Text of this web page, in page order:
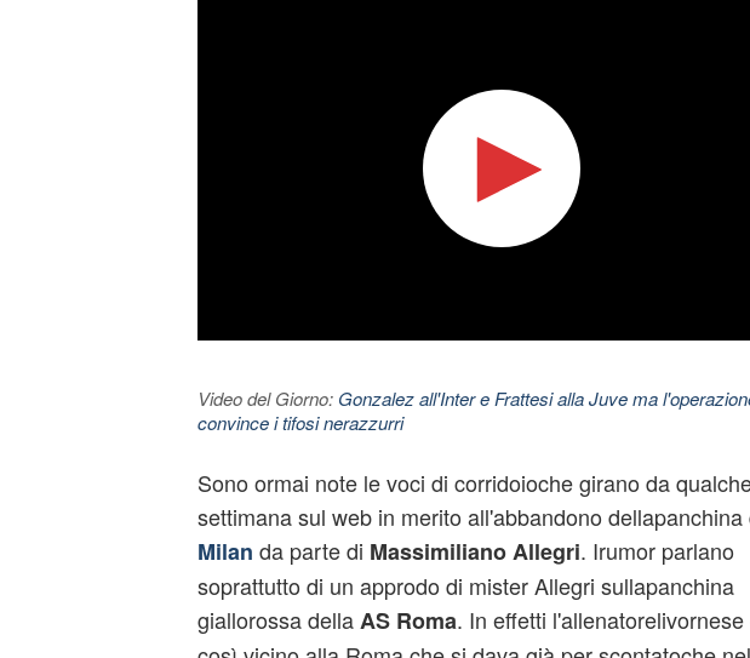
Video del Giorno: Gonzalez all'Inter e Frattesi alla Juve ma
convince i tifosi nerazzurri
Sono ormai note le voci di corridoioche girano da
settimana sul web in merito all'abbandono dellapanchina
Milan da parte di Massimiliano Allegri. Irumor parlano
soprattutto di un approdo di mister Allegri sullapanchina
giallorossa dellaAS Roma. In effetti l'allenatorelivornese